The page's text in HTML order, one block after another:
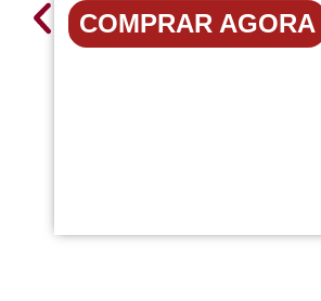
COMPRAR AGORA